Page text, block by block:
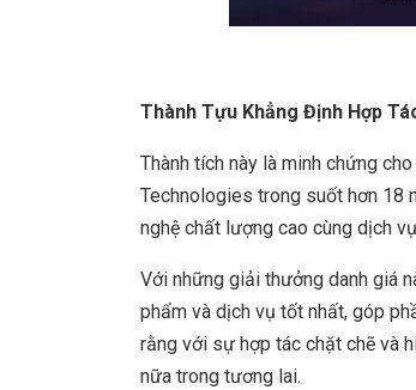
Thành Tựu Khẳng Định Hợp
Thành tích này là minh chứng
Technologies trong suốt hơn 18
nghệ chất lượng cao cùng dịch
Với những giải thưởng danh giá
phẩm và dịch vụ tốt nhất, góp
rằng với sự hợp tác chặt chẽ và
nữa trong tương lai.